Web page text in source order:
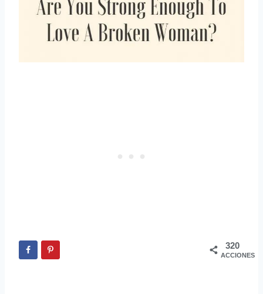
320
ACCIONES